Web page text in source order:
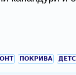
ПОКРИВА